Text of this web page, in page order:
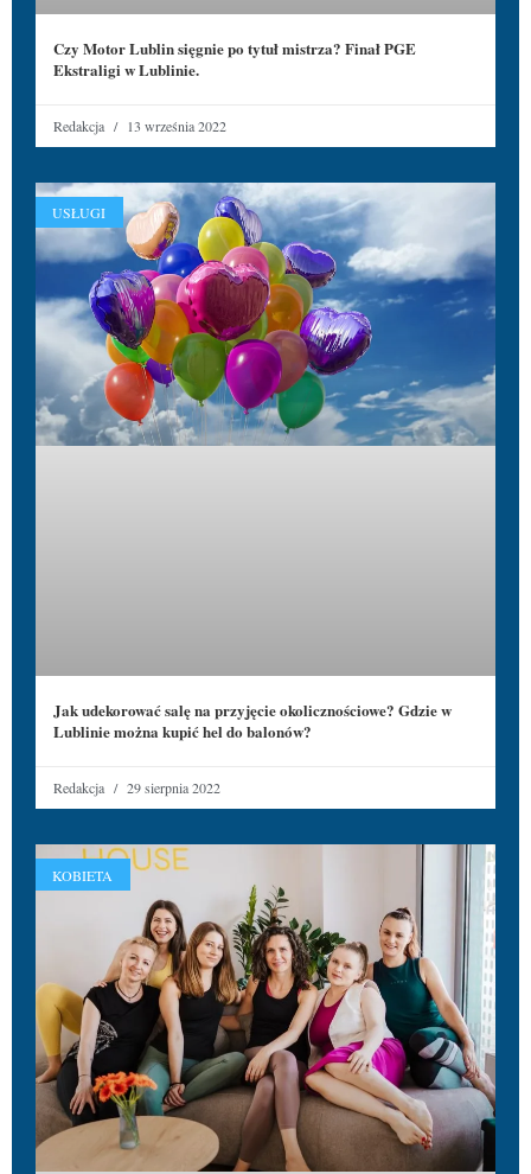
Czy Motor Lublin sięgnie po tytuł mistrza? Finał PGE
Ekstraligi w Lublinie.
Redakcja 13 września 2022
USŁUGI
Jak udekorować salę na przyjęcie okolicznościowe? Gdzie w
Lublinie można kupić hel do balonów?
Redakcja 29 sierpnia 2022
KOBIETA